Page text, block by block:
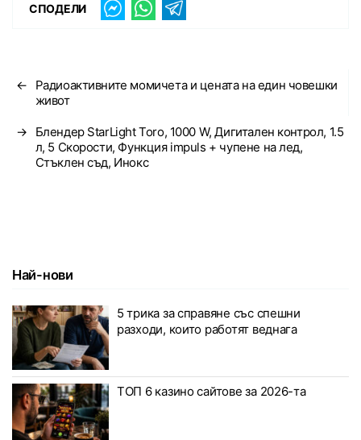
СПОДЕЛИ
←
Радиоактивните момичета и цената на един човешки
живот
→
Блендер StarLight Toro, 1000 W, Дигитален контрол, 1.5
л, 5 Скорости, Функция impuls + чупене на лед,
Стъклен съд, Инокс
Най-нови
5 трика за справяне със спешни
разходи, които работят веднага
ТОП 6 казино сайтове за 2026-та